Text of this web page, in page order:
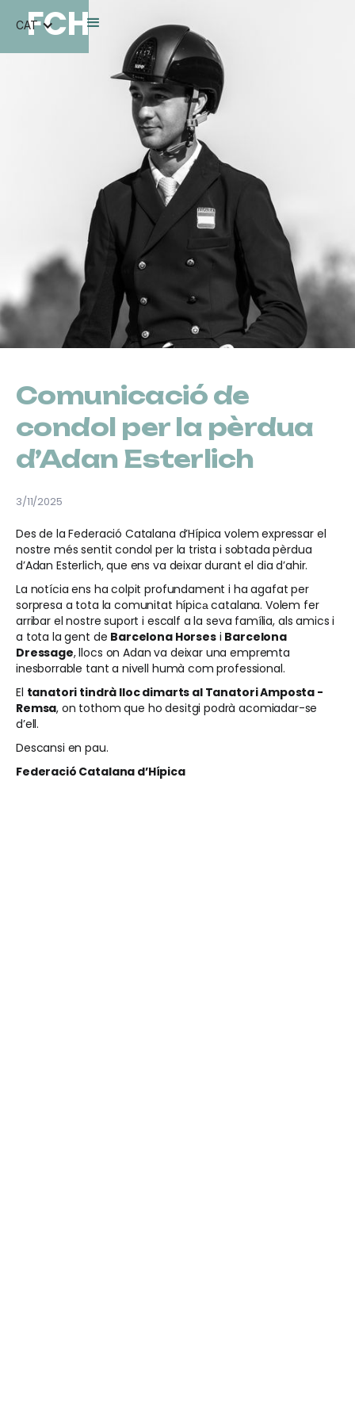
FCH
CAT
Comunicació de
condol per la pèrdua
d’Adan Esterlich
3/11/2025
Des de la Federació Catalana d’Hípica volem expressar el
nostre més sentit condol per la trista i sobtada pèrdua
d’Adan Esterlich, que ens va deixar durant el dia d’ahir.
La notícia ens ha colpit profundament i ha agafat per
sorpresa a tota la comunitat hípicа catalana. Volem fer
arribar el nostre suport i escalf a la seva família, als amics i
a tota la gent de Barcelona Horsesi Barcelona
Dressage, llocs on Adan va deixar una empremta
inesborrable tant a nivell humà com professional.
El tanatori tindrà lloc dimarts al Tanatori Amposta -
Remsa, on tothom que ho desitgi podrà acomiadar-se
d’ell.
Descansi en pau.
Federació Catalana d’Hípica